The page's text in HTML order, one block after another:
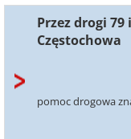
Przez drogi
Częstochowa
pomoc drogowa